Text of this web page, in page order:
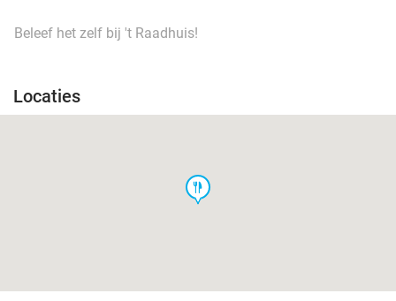
Beleef het zelf bij 't Raadhuis!
Locaties
food